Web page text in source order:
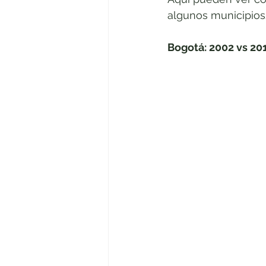
Rendición de cuentas El equipo
algunos
Bogotá: 2002 vs